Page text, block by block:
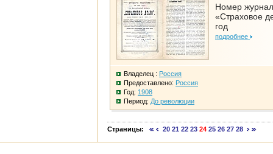
Номер
«Страховое
год
подробнее
Владелец : Россия
Предоставлено: Россия
Год: 1908
Период: До революции
Страницы: 20 21 22 23 24 25 26 27 28